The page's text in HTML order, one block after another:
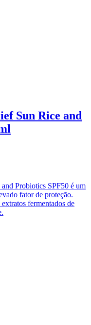
Sun Rice and
Probiotics SPF50 é um
fator de proteção.
fermentados de